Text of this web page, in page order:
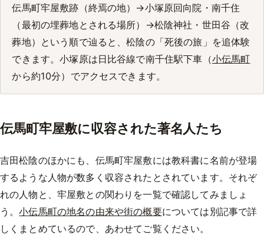
伝馬町牢屋敷跡（終焉の地）→小塚原回向院・南千住
（最初の埋葬地とされる場所）→松陰神社・世田谷（改
葬地）という順で辿ると、松陰の「死後の旅」を追体験
できます。小塚原は日比谷線で南千住駅下車（小伝馬町
から約10分）でアクセスできます。
伝馬町牢屋敷に収容された著名人たち
吉田松陰のほかにも、伝馬町牢屋敷には教科書に名前が登場
するような人物が数多く収容されたとされています。それぞ
れの人物と、牢屋敷との関わりを一覧で確認してみましょ
う。小伝馬町の地名の由来や街の概要については別記事で詳
しくまとめているので、あわせてご覧ください。